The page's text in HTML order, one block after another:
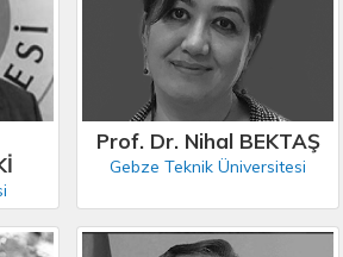
Prof. Dr. Nihal BEKTAŞ
Gebze Teknik Üniversitesi